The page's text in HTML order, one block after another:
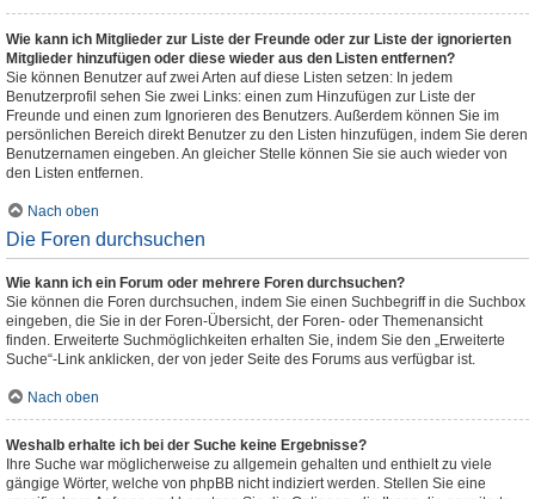
Wie kann ich Mitglieder zur Liste der Freunde oder zur Liste der ignorierten
Mitglieder hinzufügen oder diese wieder aus den Listen entfernen?
Sie können Benutzer auf zwei Arten auf diese Listen setzen: In jedem
Benutzerprofil sehen Sie zwei Links: einen zum Hinzufügen zur Liste der
Freunde und einen zum Ignorieren des Benutzers. Außerdem können Sie im
persönlichen Bereich direkt Benutzer zu den Listen hinzufügen, indem Sie deren
Benutzernamen eingeben. An gleicher Stelle können Sie sie auch wieder von
den Listen entfernen.
Nach oben
Die Foren durchsuchen
Wie kann ich ein Forum oder mehrere Foren durchsuchen?
Sie können die Foren durchsuchen, indem Sie einen Suchbegriff in die Suchbox
eingeben, die Sie in der Foren-Übersicht, der Foren- oder Themenansicht
finden. Erweiterte Suchmöglichkeiten erhalten Sie, indem Sie den „Erweiterte
Suche“-Link anklicken, der von jeder Seite des Forums aus verfügbar ist.
Nach oben
Weshalb erhalte ich bei der Suche keine Ergebnisse?
Ihre Suche war möglicherweise zu allgemein gehalten und enthielt zu viele
gängige Wörter, welche von phpBB nicht indiziert werden. Stellen Sie eine